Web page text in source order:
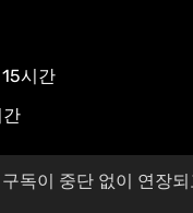
시간
독이 중단 없이 연장